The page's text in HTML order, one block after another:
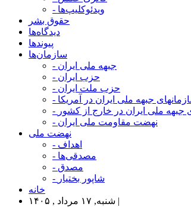
- ویدئوکلیپ‌ها
حقوق بشر
دیدگاه‌ها
پیوندها
سازمان‌ها
- جبهه ملی ایران
- حزب ایران
- حزب ملت ایران
جبهه ملی ایران در آمریکا
جبهه ملی ایران در خارج از کشور
- نهضت مقاومت ملی ایران
نهضت ملی
- اهداف
- مصدقی‌ها
- مصدق
- شاپور بختیار
خانه
شنبه, ۱۷ مرداد , ۱۴۰۵ |